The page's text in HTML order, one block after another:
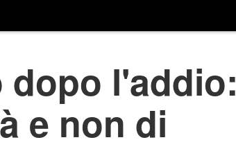
dopo l'addio:
e non di